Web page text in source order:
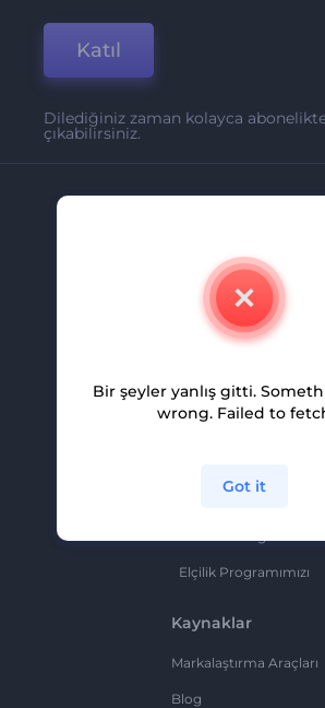
Katıl
Dilediğiniz zaman kolayca
çıkabilirsiniz.
İletişim
Kariyer
Ortaklık Programı
Elçilik Programımızı
Kaynaklar
Markalaştırma Araçları
Blog
Bir şeyler yanlış gitti.
wrong. Failed to
Got it